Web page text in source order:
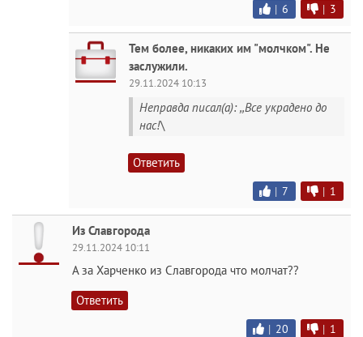
| 6 | 3
Тем более, никаких им "молчком". Не
заслужили.
29.11.2024 10:13
Неправда писал(а): ,,Все украдено до
нас!\
Ответить
| 7 | 1
Из Славгорода
29.11.2024 10:11
А за Харченко из Славгорода что молчат??
Ответить
| 20 | 1